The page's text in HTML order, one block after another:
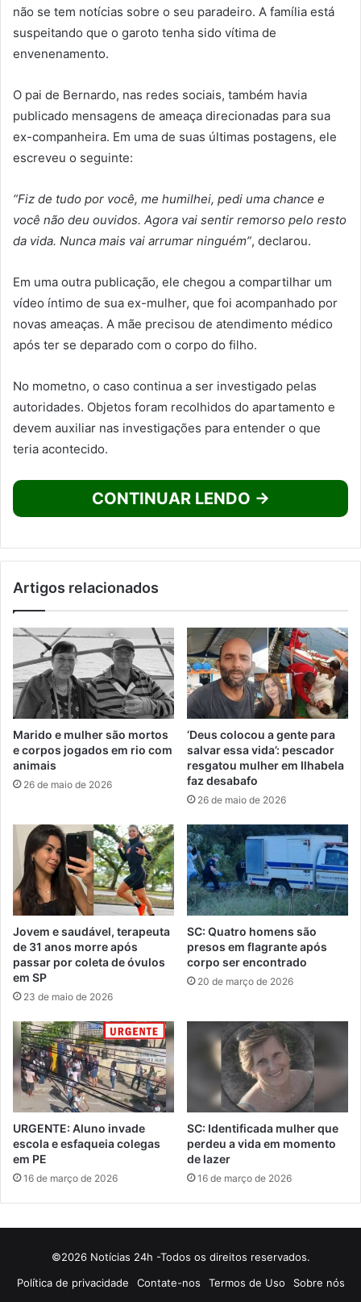
não se tem notícias sobre o seu paradeiro. A família está
suspeitando que o garoto tenha sido vítima de
envenenamento.
O pai de Bernardo, nas redes sociais, também havia
publicado mensagens de ameaça direcionadas para sua
ex-companheira. Em uma de suas últimas postagens, ele
escreveu o seguinte:
“Fiz de tudo por você, me humilhei, pedi uma chance e
você não deu ouvidos. Agora vai sentir remorso pelo resto
da vida. Nunca mais vai arrumar ninguém”, declarou.
Em uma outra publicação, ele chegou a compartilhar um
vídeo íntimo de sua ex-mulher, que foi acompanhado por
novas ameaças. A mãe precisou de atendimento médico
após ter se deparado com o corpo do filho.
No mometno, o caso continua a ser investigado pelas
autoridades. Objetos foram recolhidos do apartamento e
devem auxiliar nas investigações para entender o que
teria acontecido.
CONTINUAR LENDO →
Artigos relacionados
Marido e mulher são mortos
e corpos jogados em rio com
animais
26 de maio de 2026
‘Deus colocou a gente para
salvar essa vida’: pescador
resgatou mulher em Ilhabela
faz desabafo
26 de maio de 2026
Jovem e saudável, terapeuta
de 31 anos morre após
passar por coleta de óvulos
em SP
23 de maio de 2026
SC: Quatro homens são
presos em flagrante após
corpo ser encontrado
20 de março de 2026
URGENTE: Aluno invade
escola e esfaqueia colegas
em PE
16 de março de 2026
SC: Identificada mulher que
perdeu a vida em momento
de lazer
16 de março de 2026
©2026 Notícias 24h -Todos os direitos reservados.
Política de privacidade
Contate-nos Termos de Uso Sobre nós